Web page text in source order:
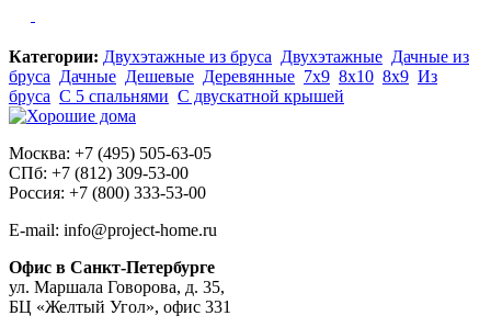
Категории: Двухэтажные из бруса Двухэтажные Дачные из
бруса Дачные Дешевые Деревянные 7х9 8х10 8х9 Из
бруса С 5 спальнями С двускатной крышей
Москва: +7 (495) 505-63-05
СПб: +7 (812) 309-53-00
Россия: +7 (800) 333-53-00
E-mail: info@project-home.ru
Офис в Санкт-Петербурге
ул. Маршала Говорова, д. 35,
БЦ «Желтый Угол», офис 331